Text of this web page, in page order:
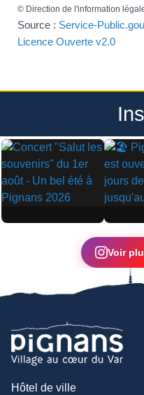
© Direction de l'information
Source : Service-
Licence Ouverte v2.0
▶ ▶
Voir
Hôtel de ville